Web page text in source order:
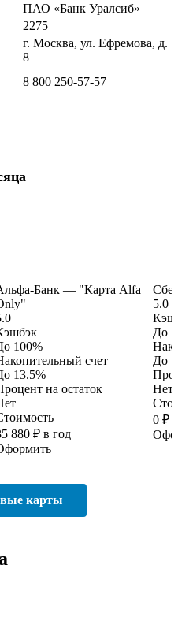
ПАО «Банк Уралсиб»
2275
г. Москва, ул. Ефремова, д.
8
8 800 250-57-57
Банк — "Карта Alfa
100%
счет
13.5%
на остаток
880 ₽ в год
5.0
До
До
Нет
0 ₽
карты